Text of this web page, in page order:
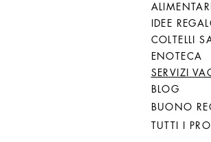
IDEE
COLTELLI
ENOTECA
SERVIZI
BLOG
BUONO
TUTTI I